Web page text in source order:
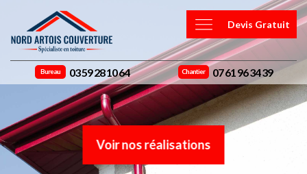
Devis Gratuit
Bureau 03 59 28 10 64 Chantier 07 61 96 34 39
Voir nos réalisations